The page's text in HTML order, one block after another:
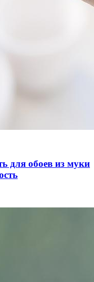
для обоев из муки